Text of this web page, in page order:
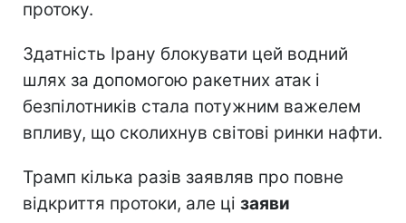
протоку.
Здатність Ірану блокувати цей водний
шлях за допомогою ракетних атак і
безпілотників стала потужним важелем
впливу, що сколихнув світові ринки нафти.
Трамп кілька разів заявляв про повне
відкриття протоки, але ці заяви